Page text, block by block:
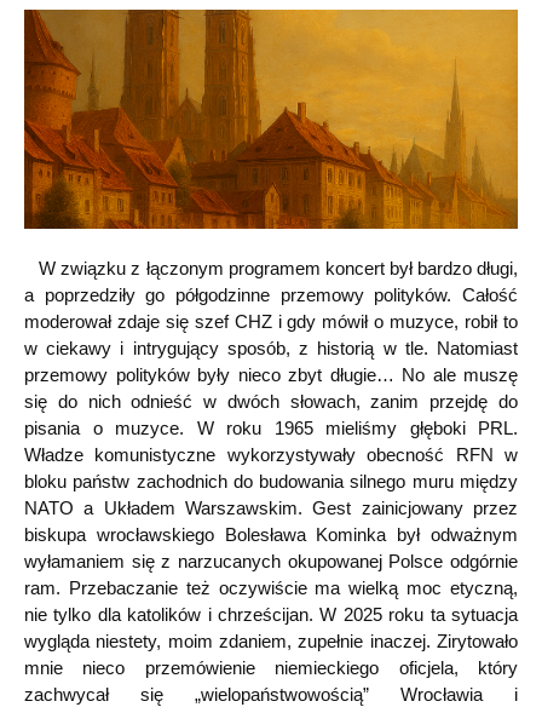
W związku z łączonym programem koncert był bardzo długi,
a poprzedziły go półgodzinne przemowy polityków. Całość
moderował zdaje się szef CHZ i gdy mówił o muzyce, robił to
w ciekawy i intrygujący sposób, z historią w tle. Natomiast
przemowy polityków były nieco zbyt długie… No ale muszę
się do nich odnieść w dwóch słowach, zanim przejdę do
pisania o muzyce. W roku 1965 mieliśmy głęboki PRL.
Władze komunistyczne wykorzystywały obecność RFN w
bloku państw zachodnich do budowania silnego muru między
NATO a Układem Warszawskim. Gest zainicjowany przez
biskupa wrocławskiego Bolesława Kominka był odważnym
wyłamaniem się z narzucanych okupowanej Polsce odgórnie
ram. Przebaczanie też oczywiście ma wielką moc etyczną,
nie tylko dla katolików i chrześcijan. W 2025 roku ta sytuacja
wygląda niestety, moim zdaniem, zupełnie inaczej. Zirytowało
mnie nieco przemówienie niemieckiego oficjela, który
zachwycał się „wielopaństwowością” Wrocławia i